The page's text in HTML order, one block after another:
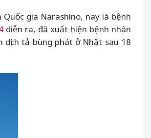
gia Narashino, nay là bệnh
diễn ra, đã xuất hiện bệnh nhân
dịch tả bùng phát ở Nhật sau 18